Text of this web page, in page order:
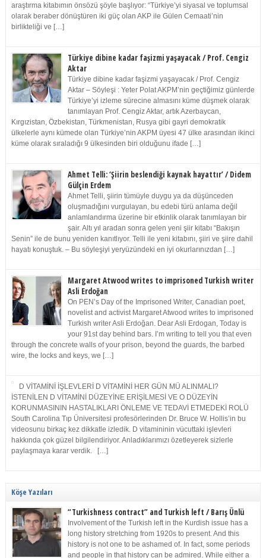
araştırma kitabımın önsözü şöyle başlıyor: “Türkiye’yi siyasal ve toplumsal
olarak beraber dönüştüren iki güç olan AKP ile Gülen Cemaati’nin
birlikteliği ve […]
Türkiye dibine kadar faşizmi yaşayacak / Prof. Cengiz
Aktar
Türkiye dibine kadar faşizmi yaşayacak / Prof. Cengiz
Aktar – Söyleşi : Yeter Polat AKPM’nin geçtiğimiz günlerde
Türkiye’yi izleme sürecine almasını küme düşmek olarak
tanımlayan Prof. Cengiz Aktar, artık Azerbaycan,
Kırgızistan, Özbekistan, Türkmenistan, Rusya gibi gayri demokratik
ülkelerle aynı kümede olan Türkiye’nin AKPM üyesi 47 ülke arasından ikinci
küme olarak sıraladığı 9 ülkesinden biri olduğunu ifade […]
Ahmet Telli: ‘Şiirin beslendiği kaynak hayattır’ / Didem
Gülçin Erdem
Ahmet Telli, şiirin tümüyle duygu ya da düşünceden
oluşmadığını vurgulayan, bu edebi türü anlama değil
anlamlandırma üzerine bir etkinlik olarak tanımlayan bir
şair. Altı yıl aradan sonra gelen yeni şiir kitabı “Bakışın
Senin” ile de bunu yeniden kanıtlıyor. Telli ile yeni kitabını, şiiri ve şiire dahil
hayatı konuştuk. – Bu söyleşiyi yeryüzündeki en iyi okurlarınızdan […]
Margaret Atwood writes to imprisoned Turkish writer
Asli Erdoğan
On PEN’s Day of the Imprisoned Writer, Canadian poet,
novelist and activist Margaret Atwood writes to imprisoned
Turkish writer Asli Erdoğan. Dear Asli Erdogan, Today is
your 91st day behind bars. I’m writing to tell you that even
through the concrete walls of your prison, beyond the guards, the barbed
wire, the locks and keys, we […]
D VİTAMİNİ İŞLEVLERİ D VİTAMİNİ HER GÜN MÜ ALINMALI?
İSTENİLEN D VİTAMİNİ DÜZEYİNE ERİŞİLMESİ VE O DÜZEYİN
KORUNMASININ HASTALIKLARI ÖNLEME VE TEDAVİ ETMEDEKİ ROLÜ
South Carolina Tıp Üniversitesi profesörlerinden Dr. Bruce W. Hollis’in bu
videosunu birkaç kez dikkatle izledik. D vitamininin vücuttaki işlevleri
hakkında çok güzel bilgilendiriyor. Anladıklarımızı özetleyerek sizlerle
paylaşmaya karar verdik. […]
Köşe Yazıları
“Turkishness contract” and Turkish left / Barış Ünlü
Involvement of the Turkish left in the Kurdish issue has a
long history stretching from 1920s to present. And this
history is not one to be ashamed of. In fact, some periods
and people in that history can be admired. While either a